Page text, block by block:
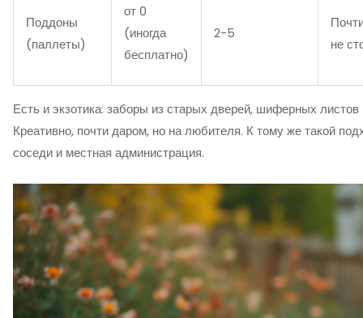
Поддоны
(паллеты)
от 0
(иногда
бесплатно)
2-5
не
Есть и экзотика: заборы из старых дверей, шиферных
Креативно, почти даром, но на любителя. К тому же такой
соседи и местная администрация.